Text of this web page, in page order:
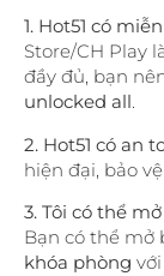
1. Hot51 có
Store/CH Play
đầy đủ, bạn
unlocked all.
2. Hot51 có an
hiện đại, bảo
3. Tôi có thể
Bạn có thể mở
khóa phòng